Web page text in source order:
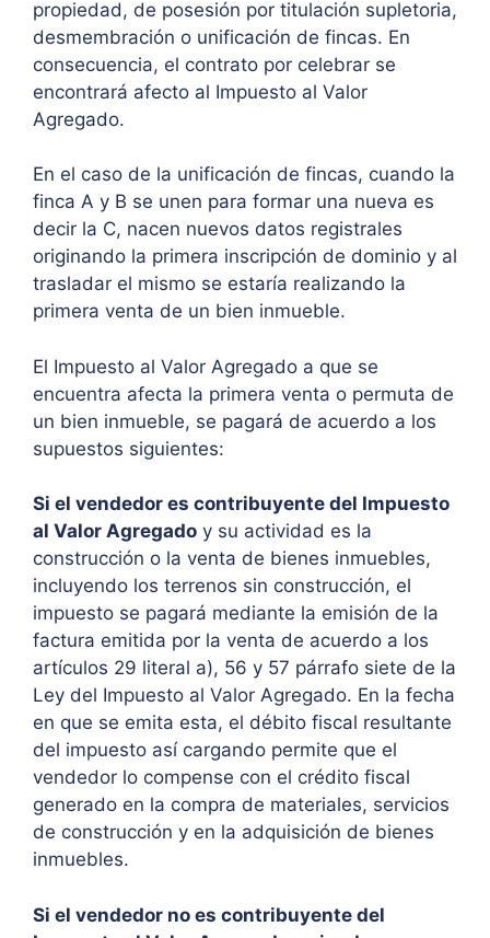
propiedad, de posesión por titulación supletoria,
desmembración o unificación de fincas. En
consecuencia, el contrato por celebrar se
encontrará afecto al Impuesto al Valor
Agregado.
En el caso de la unificación de fincas, cuando la
finca A y B se unen para formar una nueva es
decir la C, nacen nuevos datos registrales
originando la primera inscripción de dominio y al
trasladar el mismo se estaría realizando la
primera venta de un bien inmueble.
El Impuesto al Valor Agregado a que se
encuentra afecta la primera venta o permuta de
un bien inmueble, se pagará de acuerdo a los
supuestos siguientes:
Si el vendedor es contribuyente del Impuesto
al Valor Agregado y su actividad es la
construcción o la venta de bienes inmuebles,
incluyendo los terrenos sin construcción, el
impuesto se pagará mediante la emisión de la
factura emitida por la venta de acuerdo a los
artículos 29 literal a), 56 y 57 párrafo siete de la
Ley del Impuesto al Valor Agregado. En la fecha
en que se emita esta, el débito fiscal resultante
del impuesto así cargando permite que el
vendedor lo compense con el crédito fiscal
generado en la compra de materiales, servicios
de construcción y en la adquisición de bienes
inmuebles.
Si el vendedor no es contribuyente del